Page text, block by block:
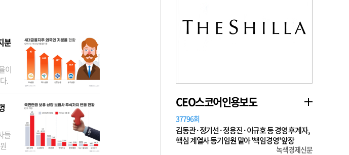
분
이
.
들
CEO스코어인용보도
37796회
김동관·정기선·정용진·이규호 등 경영 후계자,
핵심 계열사 등기임원 맡아 '책임경영' 앞장
녹색경제신문